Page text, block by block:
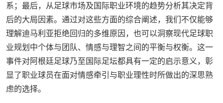
系；最后，从足球市场及国际职业环境的趋势分析其决定背
后的大局因素。通过对这些方面的综合阐述，我们不仅能够
理解迪马利亚拒绝回归的多维原因，也可以洞察现代足球职
业规划中个体与团队、情感与理智之间的平衡与权衡。这一
事件对阿根廷足球乃至国际足坛都具有一定的启示意义，彰
显了职业球员在面对情感牵引与职业理性时所做出的深思熟
虑的选择。